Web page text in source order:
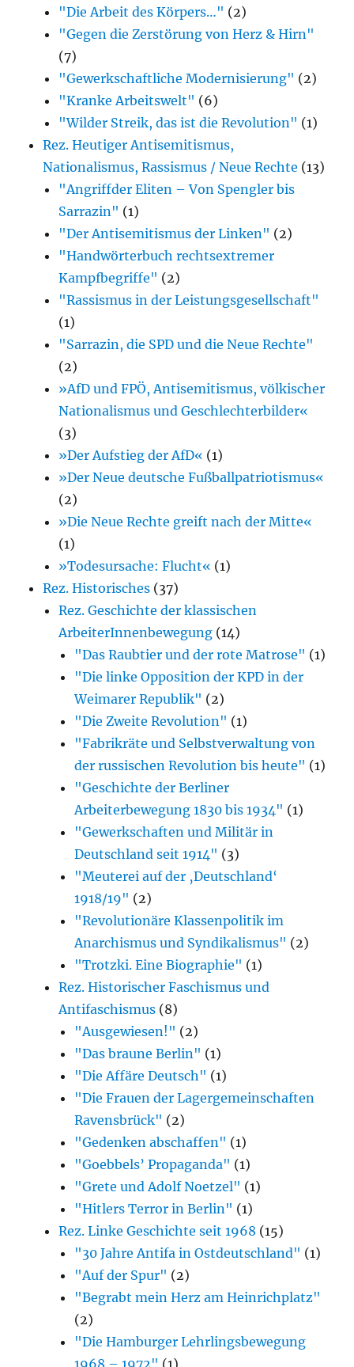
"Die Arbeit des Körpers…" (2)
"Gegen die Zerstörung von Herz & Hirn"
(7)
"Gewerkschaftliche Modernisierung" (2)
"Kranke Arbeitswelt" (6)
"Wilder Streik, das ist die Revolution" (1)
Rez. Heutiger Antisemitismus,
Nationalismus, Rassismus / Neue Rechte (13)
"Angriffder Eliten – Von Spengler bis
Sarrazin" (1)
"Der Antisemitismus der Linken" (2)
"Handwörterbuch rechtsextremer
Kampfbegriffe" (2)
"Rassismus in der Leistungsgesellschaft"
(1)
"Sarrazin, die SPD und die Neue Rechte"
(2)
»AfD und FPÖ, Antisemitismus, völkischer
Nationalismus und Geschlechterbilder«
(3)
»Der Aufstieg der AfD« (1)
»Der Neue deutsche Fußballpatriotismus«
(2)
»Die Neue Rechte greift nach der Mitte«
(1)
»Todesursache: Flucht« (1)
Rez. Historisches (37)
Rez. Geschichte der klassischen
ArbeiterInnenbewegung (14)
"Das Raubtier und der rote Matrose" (1)
"Die linke Opposition der KPD in der
Weimarer Republik" (2)
"Die Zweite Revolution" (1)
"Fabrikräte und Selbstverwaltung von
der russischen Revolution bis heute" (1)
"Geschichte der Berliner
Arbeiterbewegung 1830 bis 1934" (1)
"Gewerkschaften und Militär in
Deutschland seit 1914" (3)
"Meuterei auf der ‚Deutschland‘
1918/19" (2)
"Revolutionäre Klassenpolitik im
Anarchismus und Syndikalismus" (2)
"Trotzki. Eine Biographie" (1)
Rez. Historischer Faschismus und
Antifaschismus (8)
"Ausgewiesen!" (2)
"Das braune Berlin" (1)
"Die Affäre Deutsch" (1)
"Die Frauen der Lagergemeinschaften
Ravensbrück" (2)
"Gedenken abschaffen" (1)
"Goebbels’ Propaganda" (1)
"Grete und Adolf Noetzel" (1)
"Hitlers Terror in Berlin" (1)
Rez. Linke Geschichte seit 1968 (15)
"30 Jahre Antifa in Ostdeutschland" (1)
"Auf der Spur" (2)
"Begrabt mein Herz am Heinrichplatz"
(2)
"Die Hamburger Lehrlingsbewegung
1968 – 1972" (1)